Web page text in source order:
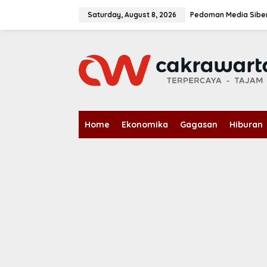
Saturday, August 8, 2026 Pedoman Media
Home Ekonomika Gagasan Hiburan